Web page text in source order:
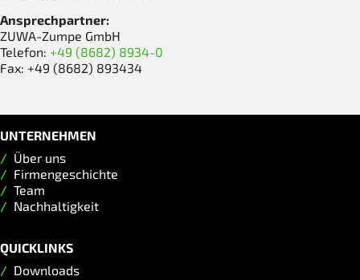
Ansprechpartner:
ZUWA-Zumpe GmbH
Telefon: +49 (8682) 8934-0
Fax: +49 (8682) 893434
UNTERNEHMEN
Über uns
Firmengeschichte
Team
Nachhaltigkeit
QUICKLINKS
Downloads